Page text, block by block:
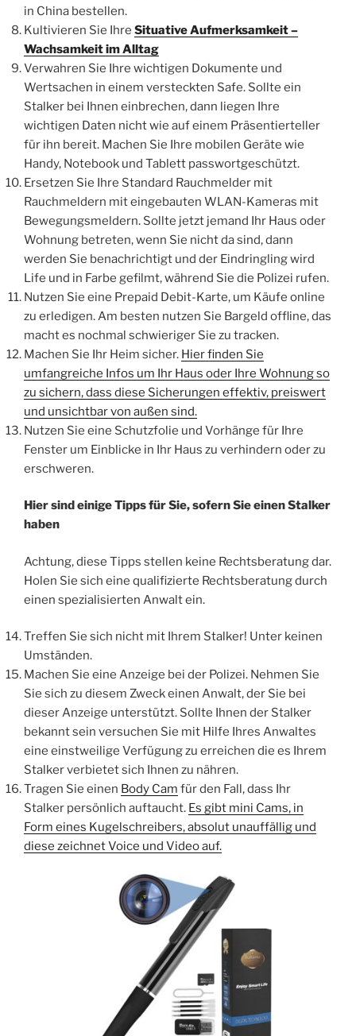
in China bestellen.
Kultivieren Sie Ihre Situative Aufmerksamkeit –
Wachsamkeit im Alltag
Verwahren Sie Ihre wichtigen Dokumente und
Wertsachen in einem versteckten Safe. Sollte ein
Stalker bei Ihnen einbrechen, dann liegen Ihre
wichtigen Daten nicht wie auf einem Präsentierteller
für ihn bereit. Machen Sie Ihre mobilen Geräte wie
Handy, Notebook und Tablett passwortgeschützt.
Ersetzen Sie Ihre Standard Rauchmelder mit
Rauchmeldern mit eingebauten WLAN-Kameras mit
Bewegungsmeldern. Sollte jetzt jemand Ihr Haus oder
Wohnung betreten, wenn Sie nicht da sind, dann
werden Sie benachrichtigt und der Eindringling wird
Life und in Farbe gefilmt, während Sie die Polizei rufen.
Nutzen Sie eine Prepaid Debit-Karte, um Käufe online
zu erledigen. Am besten nutzen Sie Bargeld offline, das
macht es nochmal schwieriger Sie zu tracken.
Machen Sie Ihr Heim sicher. Hier finden Sie
umfangreiche Infos um Ihr Haus oder Ihre Wohnung so
zu sichern, dass diese Sicherungen effektiv, preiswert
und unsichtbar von außen sind.
Nutzen Sie eine Schutzfolie und Vorhänge für Ihre
Fenster um Einblicke in Ihr Haus zu verhindern oder zu
erschweren.
Hier sind einige Tipps für Sie, sofern Sie einen Stalker
haben
Achtung, diese Tipps stellen keine Rechtsberatung dar.
Holen Sie sich eine qualifizierte Rechtsberatung durch
einen spezialisierten Anwalt ein.
Treffen Sie sich nicht mit Ihrem Stalker! Unter keinen
Umständen.
Machen Sie eine Anzeige bei der Polizei. Nehmen Sie
Sie sich zu diesem Zweck einen Anwalt, der Sie bei
dieser Anzeige unterstützt. Sollte Ihnen der Stalker
bekannt sein versuchen Sie mit Hilfe Ihres Anwaltes
eine einstweilige Verfügung zu erreichen die es Ihrem
Stalker verbietet sich Ihnen zu nähren.
Tragen Sie einen Body Cam für den Fall, dass Ihr
Stalker persönlich auftaucht. Es gibt mini Cams, in
Form eines Kugelschreibers, absolut unauffällig und
diese zeichnet Voice und Video auf.